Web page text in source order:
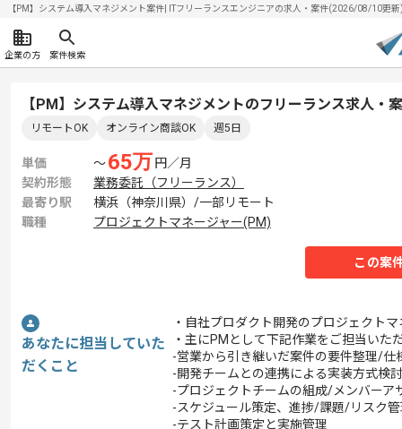
【PM】システム導入マネジメント案件| ITフリーランスエンジニアの求人・案件(2026/08/10更新
企業の方 案件検索
【PM】システム導入マネジメントのフリーランス求人・
リモートOK オンライン商談OK 週5日
単価 〜65万 円／月
契約形態
業務委託（フリーランス）
最寄り駅
横浜（神奈川県）/一部リモート
職種
プロジェクトマネージャー(PM)
この案
あなたに担当していた
だくこと
・自社プロダクト開発のプロジェクト
・主にPMとして下記作業をご担当いた
-営業から引き継いだ案件の要件整理/仕
-開発チームとの連携による実装方式検討
-プロジェクトチームの組成/メンバーア
-スケジュール策定、進捗/課題/リスク
-テスト計画策定と実施管理